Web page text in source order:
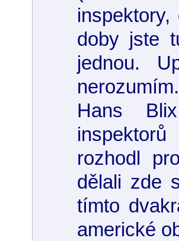
doby jste
jednou.
Hans
rozhodl
dělali zde
tímto
americké